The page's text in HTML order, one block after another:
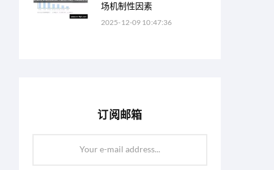
场机制性因素
2025-12-09 10:47:36
订阅邮箱
Your e-mail address...